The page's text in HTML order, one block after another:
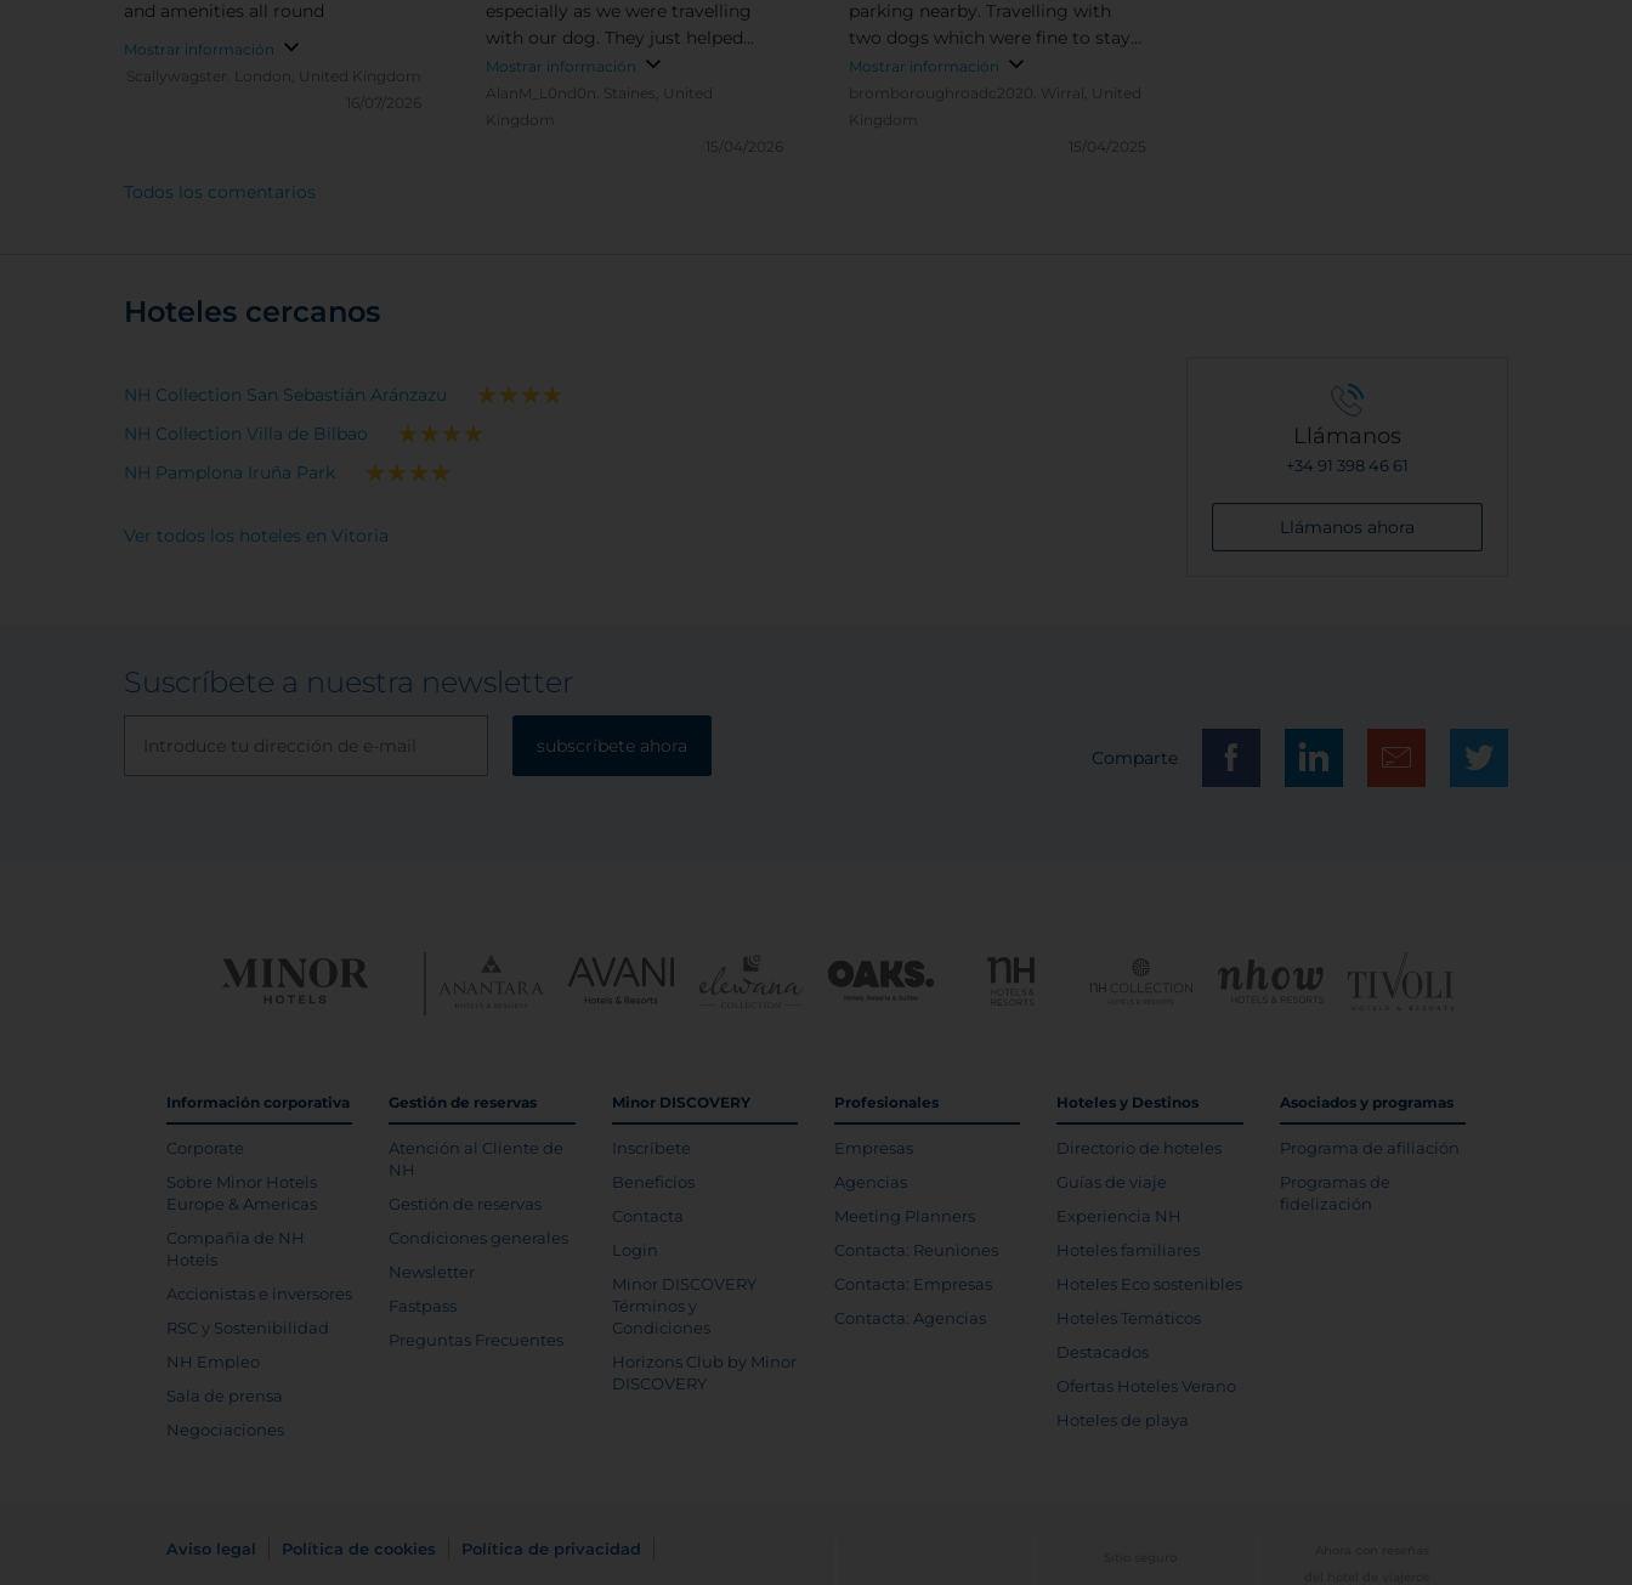
and amenities all round
Mostrar información
Scallywagster.
London, United Kingdom
16/07/2026
especially as we were travelling
with our dog. They just helped
with everything - they were truly
exceptional. Thank you
Mostrar información
AlanM_L0nd0n.
Staines, United
Kingdom
15/04/2026
parking nearby. Travelling with
two dogs which were fine to stay
in the room. Great breakfast. Wish
we had booked 2 nights as Vitoria
is beautiful and well worth a visit.
Mostrar información
bromboroughroadc2020.
Wirral, United
Kingdom
15/04/2025
Todos los comentarios
Hoteles cercanos
NH Collection San Sebastián Aránzazu
NH Collection Villa de Bilbao
NH Pamplona Iruña Park
Ver todos los hoteles en Vitoria
Llámanos
+34 91 398 46 61
Llámanos ahora
Suscríbete a nuestra newsletter
subscríbete ahora
Comparte
Información corporativa
Corporate
Sobre Minor Hotels
Europe & Americas
Compañía de NH
Hotels
Accionistas e inversores
RSC y Sostenibilidad
NH Empleo
Sala de prensa
Negociaciones
Gestión de reservas
Atención al Cliente de
NH
Gestión de reservas
Condiciones generales
Newsletter
Fastpass
Preguntas Frecuentes
Minor DISCOVERY
Inscríbete
Beneficios
Contacta
Login
Minor DISCOVERY
Términos y
Condiciones
Horizons Club by Minor
DISCOVERY
Profesionales
Empresas
Agencias
Meeting Planners
Contacta: Reuniones
Contacta: Empresas
Contacta: Agencias
Hoteles y Destinos
Directorio de hoteles
Guías de viaje
Experiencia NH
Hoteles familiares
Hoteles Eco sostenibles
Hoteles Temáticos
Destacados
Ofertas Hoteles Verano
Hoteles de playa
Asociados y programas
Programa de afiliación
Programas de
fidelización
Aviso legal Política de cookies Política de privacidad